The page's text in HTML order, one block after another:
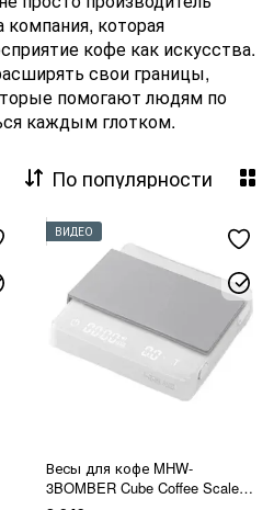
компания, которая
кофе как искусства.
свои границы,
помогают людям по
каждым глотком.
По популярности
ВИДЕО
Весы для кофе MHW-
3BOMBER Cube Coffee Scale